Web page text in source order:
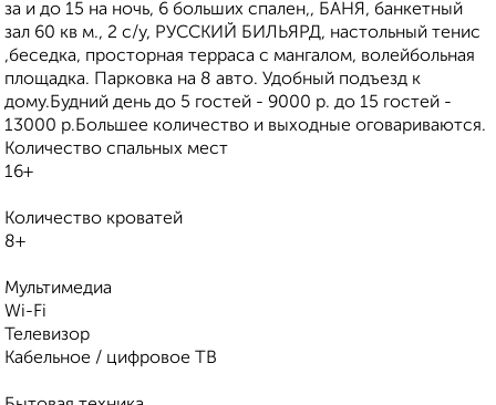
за и до 15 на ночь, 6 больших спален,, БАНЯ, банкетный
зал 60 кв м., 2 с/у, РУССКИЙ БИЛЬЯРД, настольный тенис
,беседка, просторная терраса с мангалом, волейбольная
площадка. Парковка на 8 авто. Удобный подъезд к
дому.Будний день до 5 гостей - 9000 р. до 15 гостей -
13000 р.Большее количество и выходные оговариваются.
Количество спальных мест
16+
Количество кроватей
8+
Мультимедиа
Wi-Fi
Телевизор
Кабельное / цифровое ТВ